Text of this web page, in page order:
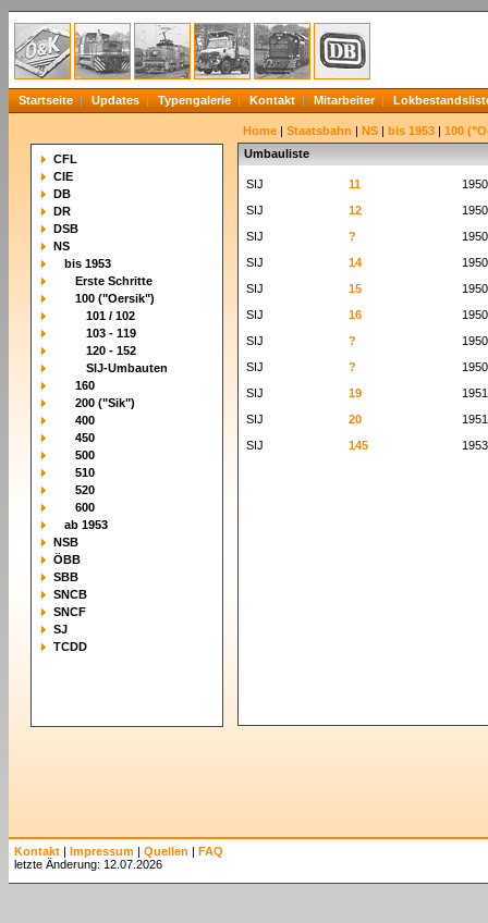
Startseite Updates Typengalerie Kontakt Mitarbeiter
CFL
CIE
DB
DR
DSB
NS
bis 1953
Erste Schritte
100 ("Oersik")
101 / 102
103 - 119
120 - 152
SIJ-Umbauten
160
200 ("Sik")
400
450
500
510
520
600
ab 1953
NSB
ÖBB
SBB
SNCB
SNCF
SJ
TCDD
Home | Staatsbahn | NS | bis 1953 | 100
Umbauliste
SIJ 11
1950
SIJ
12
1950
SIJ
?
1950
SIJ
14
1950
SIJ
15
1950
SIJ
16
1950
SIJ
?
1950
SIJ
?
1950
SIJ
19
1951
SIJ
20
1951
SIJ
145 1953
Kontakt | Impressum | Quellen | FAQ
letzte Änderung: 12.07.2026